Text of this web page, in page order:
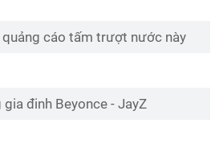
quảng cáo tấm trượt nước này
đinh Beyonce - JayZ